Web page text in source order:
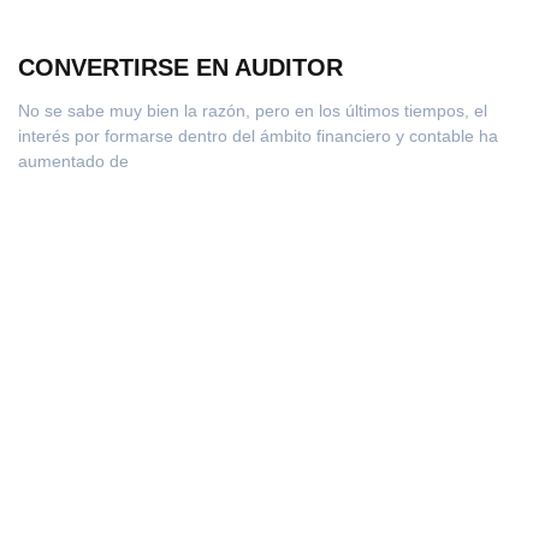
CONVERTIRSE EN AUDITOR
No se sabe muy bien la razón, pero en los últimos tiempos, el
interés por formarse dentro del ámbito financiero y contable ha
aumentado de